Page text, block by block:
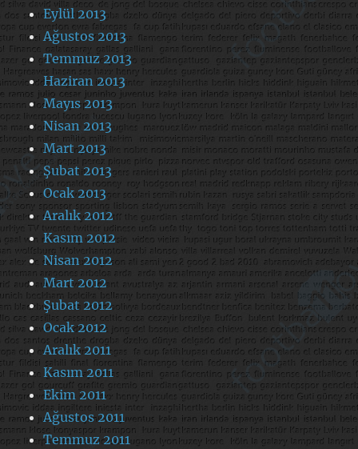
Eylül 2013
Ağustos 2013
Temmuz 2013
Haziran 2013
Mayıs 2013
Nisan 2013
Mart 2013
Şubat 2013
Ocak 2013
Aralık 2012
Kasım 2012
Nisan 2012
Mart 2012
Şubat 2012
Ocak 2012
Aralık 2011
Kasım 2011
Ekim 2011
Ağustos 2011
Temmuz 2011